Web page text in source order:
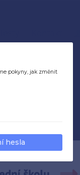
pokyny, jak změnit
hesla